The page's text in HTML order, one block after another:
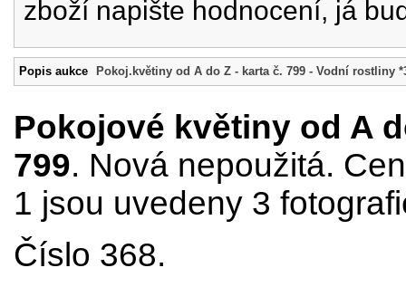
zboží napište hodnocení, já
Popis aukce Pokoj.květiny od A do Z - karta č. 799 - Vodní rostliny
Pokojové květiny od A
799. Nová nepoužitá.
1 jsou uvedeny 3
Číslo 368.